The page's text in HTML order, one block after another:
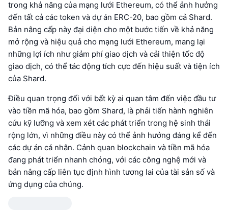
trong khả năng của mạng lưới Ethereum, có thể ảnh hưởng
đến tất cả các token và dự án ERC-20, bao gồm cả Shard.
Bản nâng cấp này đại diện cho một bước tiến về khả năng
mở rộng và hiệu quả cho mạng lưới Ethereum, mang lại
những lợi ích như giảm phí giao dịch và cải thiện tốc độ
giao dịch, có thể tác động tích cực đến hiệu suất và tiện ích
của Shard.
Điều quan trọng đối với bất kỳ ai quan tâm đến việc đầu tư
vào tiền mã hóa, bao gồm Shard, là phải tiến hành nghiên
cứu kỹ lưỡng và xem xét các phát triển trong hệ sinh thái
rộng lớn, vì những điều này có thể ảnh hưởng đáng kể đến
các dự án cá nhân. Cảnh quan blockchain và tiền mã hóa
đang phát triển nhanh chóng, với các công nghệ mới và
bản nâng cấp liên tục định hình tương lai của tài sản số và
ứng dụng của chúng.